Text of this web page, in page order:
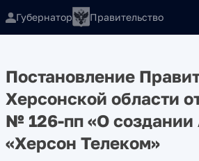
Губернатор Правительство
Постановление
Херсонской области
№ 126-пп «О
«Херсон Телеком»